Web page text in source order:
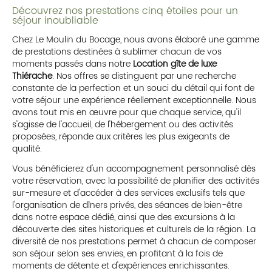
Découvrez nos prestations cinq étoiles pour un
séjour inoubliable
Chez Le Moulin du Bocage, nous avons élaboré une gamme
de prestations destinées à sublimer chacun de vos
moments passés dans notre Location gîte de luxe
Thiérache. Nos offres se distinguent par une recherche
constante de la perfection et un souci du détail qui font de
votre séjour une expérience réellement exceptionnelle. Nous
avons tout mis en œuvre pour que chaque service, qu'il
s'agisse de l'accueil, de l'hébergement ou des activités
proposées, réponde aux critères les plus exigeants de
qualité.
Vous bénéficierez d'un accompagnement personnalisé dès
votre réservation, avec la possibilité de planifier des activités
sur-mesure et d'accéder à des services exclusifs tels que
l'organisation de dîners privés, des séances de bien-être
dans notre espace dédié, ainsi que des excursions à la
découverte des sites historiques et culturels de la région. La
diversité de nos prestations permet à chacun de composer
son séjour selon ses envies, en profitant à la fois de
moments de détente et d'expériences enrichissantes.